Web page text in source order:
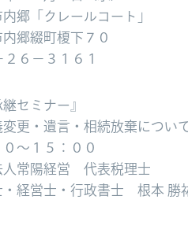
郷「クレールコート」
綴町榎下７０
６－３１６１
セミナー』
更・遺言・相続放棄につい
～１５：００
常陽経営 代表税理士
士・行政書士 根本 勝